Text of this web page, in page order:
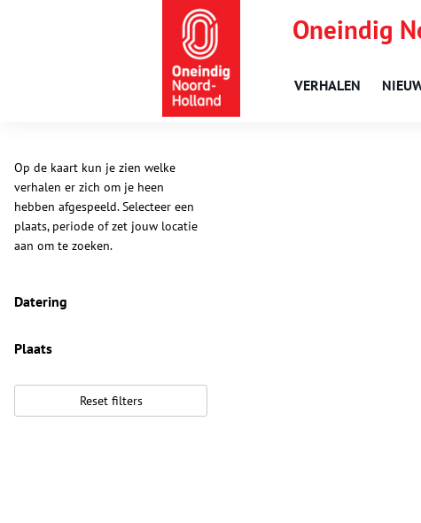
Oneindig
VERHALEN
Op de kaart kun je zien welke
verhalen er zich om je heen
hebben afgespeeld. Selecteer een
plaats, periode of zet jouw locatie
aan om te zoeken.
Datering
Plaats
Reset filters